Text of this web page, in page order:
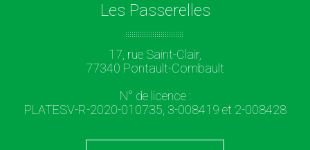
Les Passerelles
17, rue Saint-Clair,
77340 Pontault-Combault
N° de licence :
PLATESV-R-2020-010735, 3-008419 et 2-008428